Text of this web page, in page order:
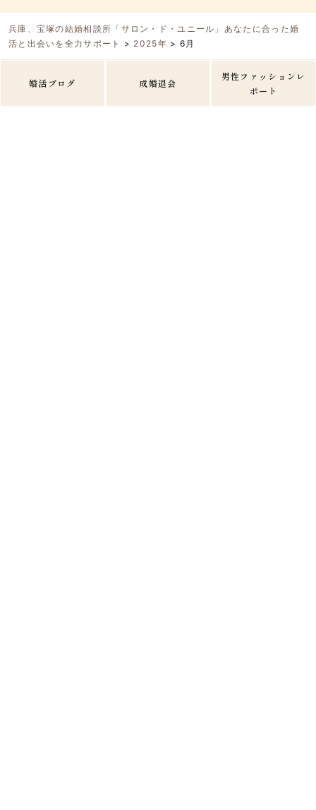
兵庫、宝塚の結婚相談所「サロン・ド・ユニール」あなたに合った婚
活と出会いを全力サポート
> 2025年 > 6月
婚活ブログ 成婚退会
男性ファッションレ
ポート